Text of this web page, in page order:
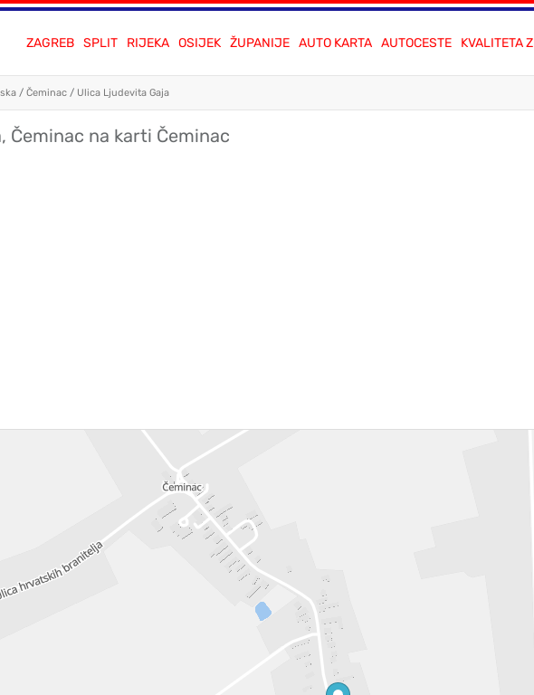
ZAGREB SPLIT RIJEKA OSIJEK ŽUPANIJE AUTO KARTA AUTOCESTE KVALITETA
/ Čeminac / Ulica Ljudevita Gaja
Čeminac na karti Čeminac